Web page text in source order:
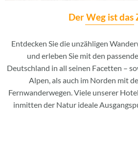
Der Weg ist das
Entdecken Sie die unzähligen
und erleben Sie mit den
Deutschland in all seinen Facetten –
Alpen, als auch im Norden mit
Fernwanderwegen. Viele unserer
inmitten der Natur ideale